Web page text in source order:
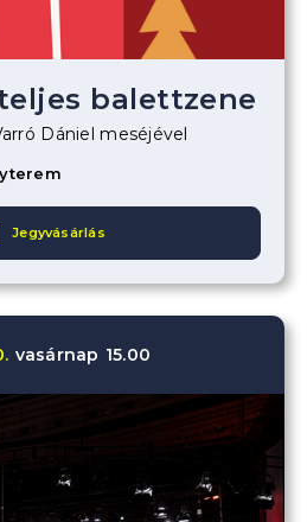
balettzene
Dániel meséjével
Jegyvásárlás
vasárnap 15.00